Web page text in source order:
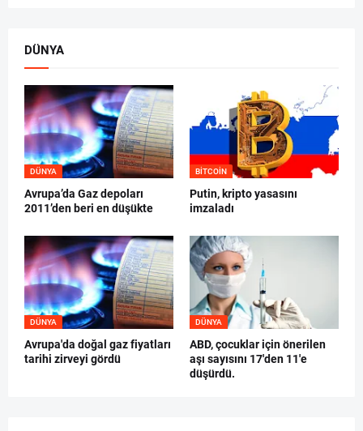
DÜNYA
DÜNYA
Avrupa’da Gaz depoları
2011’den beri en düşükte
BITCOIN
Putin, kripto yasasını
imzaladı
DÜNYA
Avrupa'da doğal gaz fiyatları
tarihi zirveyi gördü
DÜNYA
ABD, çocuklar için önerilen
aşı sayısını 17'den 11'e
düşürdü.